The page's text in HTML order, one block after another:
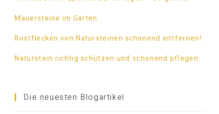
Mauersteine im Garten.
Rostflecken von Natursteinen schonend entfernen!
Naturstein richtig schützen und schonend pflegen.
Die neuesten Blogartikel